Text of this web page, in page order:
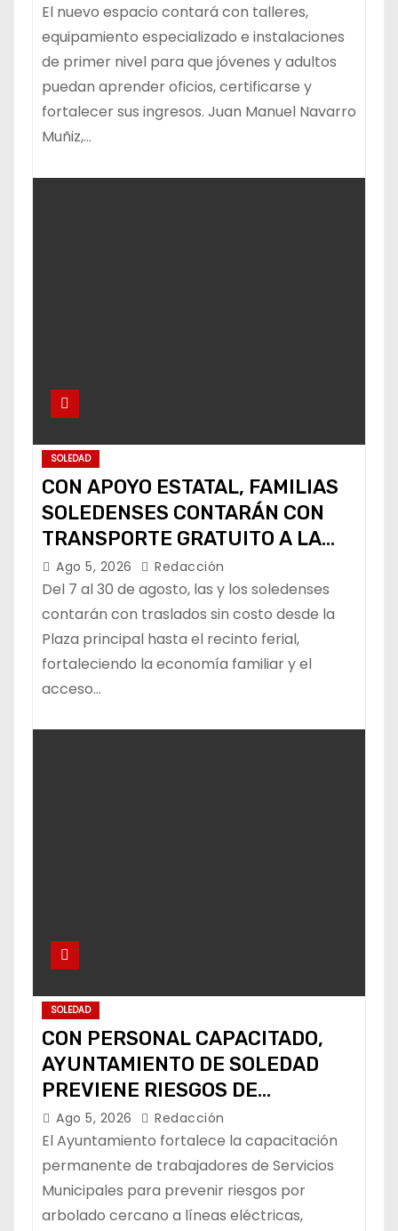
El nuevo espacio contará con talleres,
equipamiento especializado e instalaciones
de primer nivel para que jóvenes y adultos
puedan aprender oficios, certificarse y
fortalecer sus ingresos. Juan Manuel Navarro
Muñiz,…
SOLEDAD
CON APOYO ESTATAL, FAMILIAS
SOLEDENSES CONTARÁN CON
TRANSPORTE GRATUITO A LA
FENAPO
Ago 5, 2026 Redacción
Del 7 al 30 de agosto, las y los soledenses
contarán con traslados sin costo desde la
Plaza principal hasta el recinto ferial,
fortaleciendo la economía familiar y el
acceso…
SOLEDAD
CON PERSONAL CAPACITADO,
AYUNTAMIENTO DE SOLEDAD
PREVIENE RIESGOS DE
CABLEADO ELÉCTRICO
Ago 5, 2026 Redacción
El Ayuntamiento fortalece la capacitación
permanente de trabajadores de Servicios
Municipales para prevenir riesgos por
arbolado cercano a líneas eléctricas,